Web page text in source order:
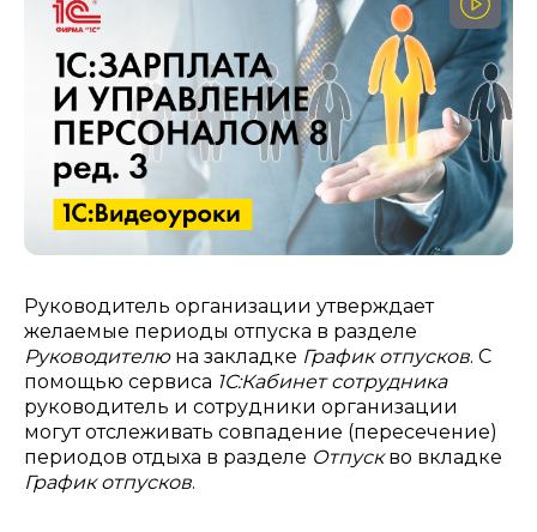
Руководитель организации утверждает
желаемые периоды отпуска в разделе
Руководителюна закладке График отпусков. С
помощью сервиса 1С:Кабинет сотрудника
руководитель и сотрудники организации
могут отслеживать совпадение (пересечение)
периодов отдыха в разделе Отпускво вкладке
График отпусков.